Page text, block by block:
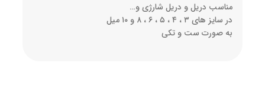
مناسب دریل و دریل شارژی و…
در سایز های ۳ ، ۴ ، ۵ ، ۶ ، ۸ و ۱۰ میل
به صورت ست و تکی